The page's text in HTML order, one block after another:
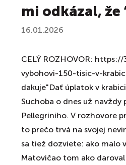
mi odkázal, že
16.01.2026
CELÝ ROZHOVOR:
vybohovi-150-tisic-v-
dakuje"Dať úplatok v
Suchoba o dnes už
Pellegriniho. V rozhovore
to prečo trvá na svojej
sa tiež dozviete: ako malo
Matovičao tom ako